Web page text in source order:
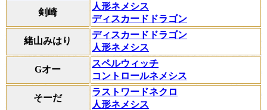
剣崎
人形ネメシス
ディスカードドラゴン
緒山みはり
ディスカードドラゴン
人形ネメシス
Gオー
スペルウィッチ
コントロールネメシス
そーだ
ラストワードネクロ
人形ネメシス